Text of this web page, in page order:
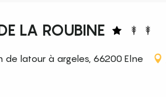
LA ROUBINE
de latour à argeles, 66200 Elne